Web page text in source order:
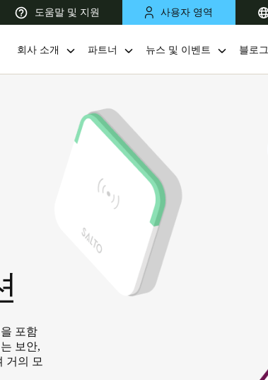
도움말 및 지원 사용자 영역
Singapore
회사 소개 파트너 뉴스 및 이벤트 블로그
포함
보안,
거의 모